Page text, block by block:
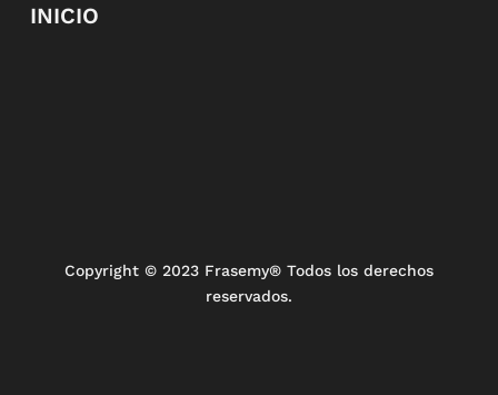
INICIO
Copyright © 2023 Frasemy® Todos los derechos
reservados.